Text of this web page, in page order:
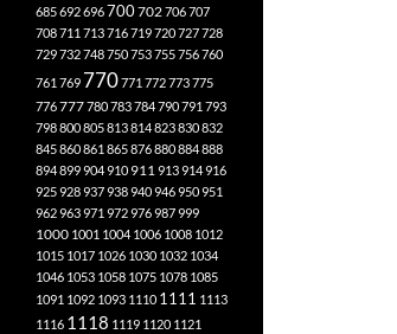
685692696700702706707
708711 713716719720727728
729732748750753755756760
761 769 770771 772773775
776777780783784790791 793
798800805813814823830832
845860861 865876880884888
894899904910 911 913914916
925928937938940946950951
962963971 972976987999
1000 1001 1004 1006 1008 1012
1015 1017 1026 1030 1032 1034
1046 1053 1058 1075 1078 1085
1091 1092 1093 1110 1111 1113
1116 1118 1119 1120 1121